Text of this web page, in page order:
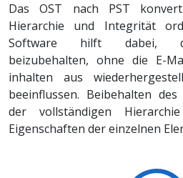
Das OST nach PST
Hierarchie und Integrität
Software hilft dabei,
beizubehalten, ohne die E-
inhalten aus
beeinflussen. Beibehalten
der vollständigen
Eigenschaften der einzelnen